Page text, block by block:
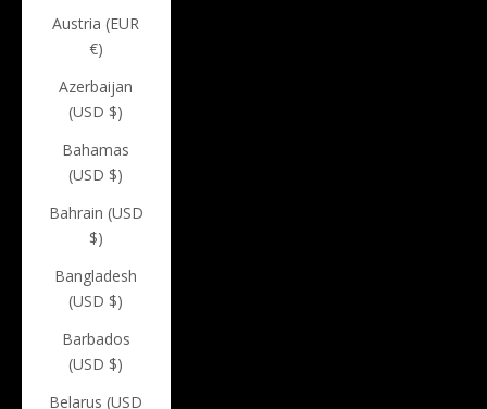
Austria (EUR
€)
Azerbaijan
(USD $)
Bahamas
(USD $)
Bahrain (USD
$)
Bangladesh
(USD $)
Barbados
(USD $)
Belarus (USD